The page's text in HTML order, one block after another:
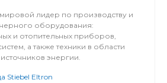
мировой лидер по производству и
оборудования:
и отопительных приборов,
а также техники в области
энергии.
Stiebel Eltron